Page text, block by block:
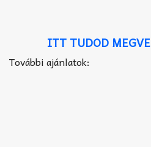
ITT TUDOD
További ajánlatok: